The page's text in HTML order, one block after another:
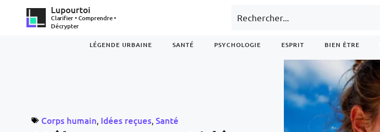
Lupourtoi
Clarifier • Comprendre •
Décrypter
LÉGENDE URBAINE SANTÉ PSYCHOLOGIE ESPRIT BIEN ÊTRE
Corps humain Idées reçues Santé